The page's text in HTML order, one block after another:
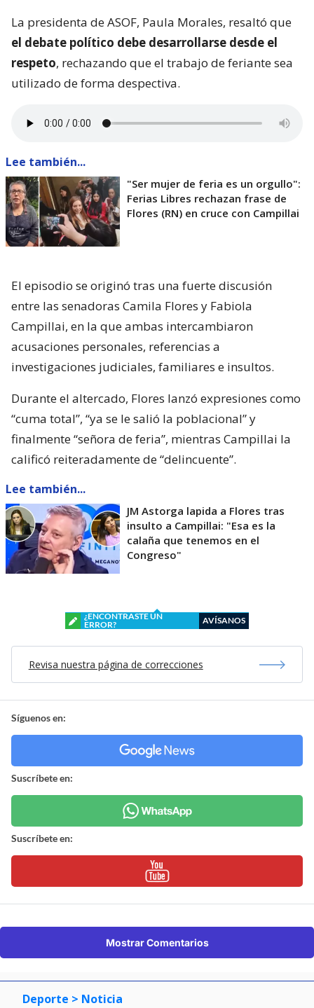
La presidenta de ASOF, Paula Morales, resaltó que
el debate político debe desarrollarse desde el
respeto, rechazando que el trabajo de feriante sea
utilizado de forma despectiva.
Lee también...
"Ser mujer de feria es un orgullo":
Ferias Libres rechazan frase de
Flores (RN) en cruce con Campillai
El episodio se originó tras una fuerte discusión
entre las senadoras Camila Flores y Fabiola
Campillai, en la que ambas intercambiaron
acusaciones personales, referencias a
investigaciones judiciales, familiares e insultos.
Durante el altercado, Flores lanzó expresiones como
“cuma total”, “ya se le salió la poblacional” y
finalmente “señora de feria”, mientras Campillai la
calificó reiteradamente de “delincuente”.
Lee también...
JM Astorga lapida a Flores tras
insulto a Campillai: "Esa es la
calaña que tenemos en el
Congreso"
¿ENCONTRASTE UN
ERROR?
AVÍSANOS
Revisa nuestra página de correcciones
Síguenos en:
Suscríbete en:
Suscríbete en:
Mostrar Comentarios
Deporte > Noticia